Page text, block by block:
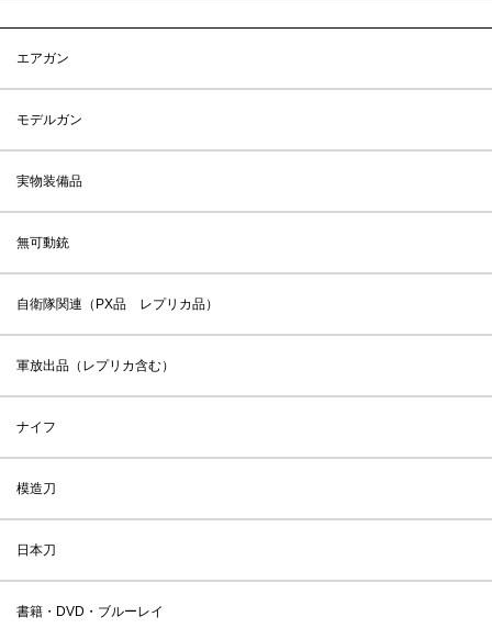
エアガン
モデルガン
実物装備品
無可動銃
自衛隊関連（PX品 レプリカ品）
軍放出品（レプリカ含む）
ナイフ
模造刀
日本刀
書籍・DVD・ブルーレイ